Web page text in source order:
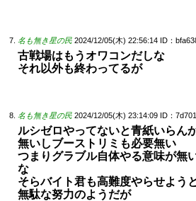
名も無き星の民 2024/12/05(木) 22:56:14 ID：
古戦場はもうオワコンだしな
それ以外も終わってるが
名も無き星の民 2024/12/05(木) 23:14:09 ID：
ルシゼロやってないと青紙いらん
無いしブーストリミも必要無い
つまりグラブル自体やる意味が無
な
そらバイト君も高難度やらせよう
無駄な努力のようだが